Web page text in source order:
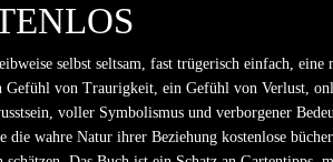
selbst seltsam, fast trügerisch einfach,
von Traurigkeit, ein Gefühl von Verlust,
voller Symbolismus und verborgener
wahre Natur ihrer Beziehung kostenlose